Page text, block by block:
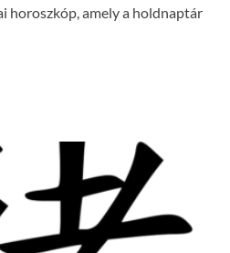
horoszkóp, amely a holdnaptár